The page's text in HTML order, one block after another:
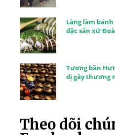
Làng làm
đặc sản xứ
Tương bần
dị gây thương
Theo dõi